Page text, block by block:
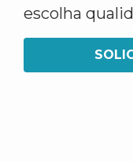
escolha